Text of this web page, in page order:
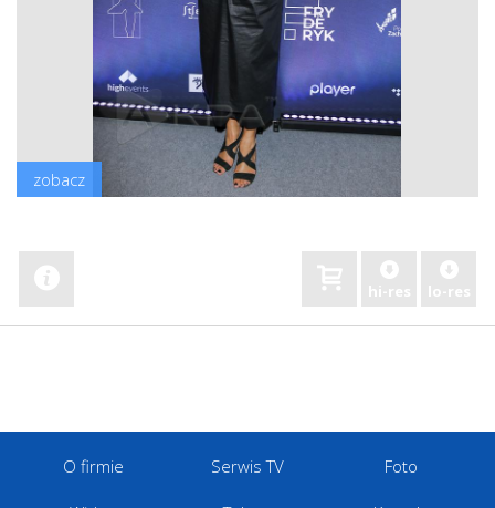
zobacz
hi-res lo-res
O firmie Serwis TV Foto